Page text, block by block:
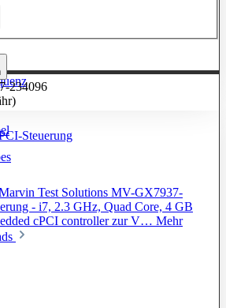
234096
Steuerung
Test Solutions MV-GX7937-
- i7, 2.3 GHz, Quad Core, 4 GB
cPCI controller zur V… Mehr